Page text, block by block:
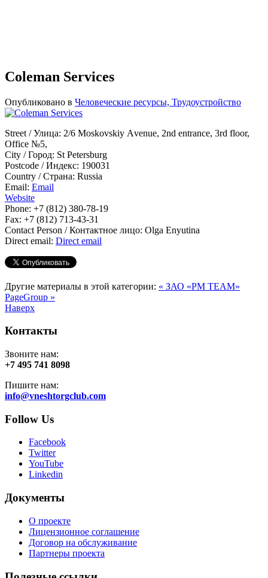
Coleman Services
Опубликовано в Человеческие ресурсы, Трудоустройство
Street / Улица: 2/6 Moskovskiy Аvenue, 2nd entrance, 3rd floor,
Оffice №5,
City / Город: St Petersburg
Postcode / Индекс: 190031
Country / Страна: Russia
Email: Email
Website
Phone: +7 (812) 380-78-19
Fax: +7 (812) 713-43-31
Contact Person / Контактное лицо: Olga Enyutina
Direct email: Direct email
Другие материалы в этой категории: « ЗАО «PM TEAM»
PageGroup »
Наверх
Контакты
Звоните нам:
+7 495 741 8098
Пишите нам:
info@vneshtorgclub.com
Follow Us
Facebook
Twitter
YouTube
Linkedin
Документы
О проекте
Лицензионное соглашение
Договор на обслуживание
Партнеры проекта